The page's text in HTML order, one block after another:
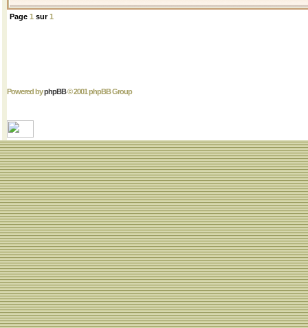
Page 1 sur1
Powered byphpBB© 2001 phpBB Group